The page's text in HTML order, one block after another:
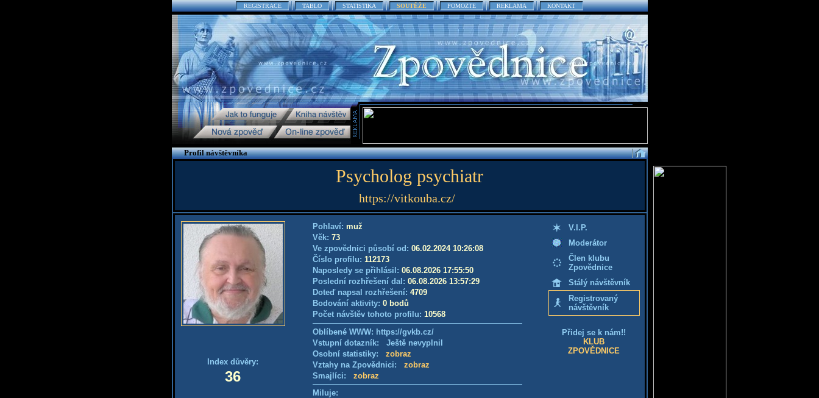
REGISTRACE TABLO STATISTIKA SOUTĚŽE POMOZTE REKLAMA KONTAKT
Profil návštěvníka
Psycholog psychiatr
https://vitkouba.cz/
Index důvěry:
36
Pohlaví: muž
Věk: 73
Ve zpovědnici působí od: 06.02.2024 10:26:08
Číslo profilu: 112173
Naposledy se přihlásil: 06.08.2026 17:55:50
Poslední rozhřešení dal: 06.08.2026 13:57:29
Doteď napsal rozhřešení: 4709
Bodování aktivity: 0 bodů
Počet návštěv tohoto profilu: 10568
Oblíbené WWW: https://gvkb.cz/
Vstupní dotazník: Ještě nevyplnil
Osobní statistiky: zobraz
Vztahy na Zpovědnici: zobraz
Smajlíci: zobraz
Miluje:
V.I.P.
Moderátor
Člen klubu
Zpovědnice
Stálý návštěvník
Registrovaný
návštěvník
Přidej se k nám!!
KLUB
ZPOVĚDNICE